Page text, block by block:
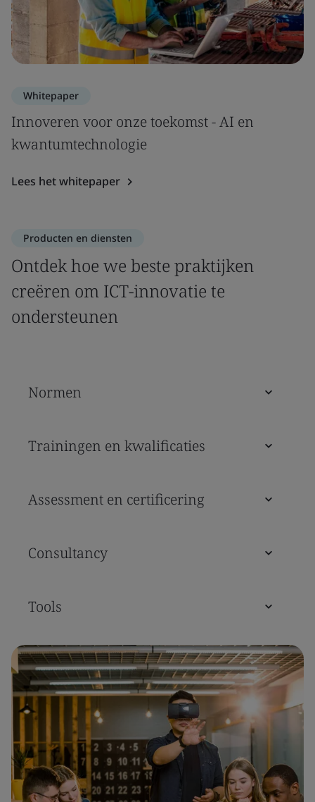
Whitepaper
Innoveren voor onze toekomst - AI en
kwantumtechnologie
Lees het whitepaper
Producten en diensten
Ontdek hoe we beste praktijken
creëren om ICT-innovatie te
ondersteunen
Normen
Trainingen en kwalificaties
Assessment en certificering
Consultancy
Tools